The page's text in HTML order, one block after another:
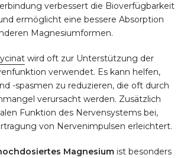
verbessert die Bioverfügbarkeit
ermöglicht eine bessere Absorption
Magnesiumformen.
wird oft zur Unterstützung der
verwendet. Es kann helfen,
-spasmen zu reduzieren, die oft durch
verursacht werden. Zusätzlich
Funktion des Nervensystems bei,
von Nervenimpulsen erleichtert.
Magnesium ist besonders